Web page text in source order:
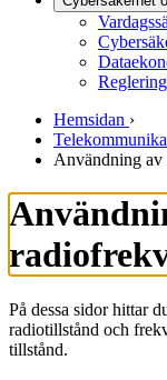
Hemsidan ›
Användning av
På dessa sidor hittar
radiotillstånd och
tillstånd.